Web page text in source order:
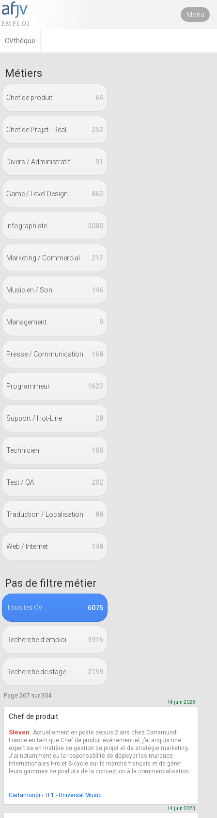
Menu
CVthèque
Métiers
64
Chef de produit
252
Chef de Projet - Réal.
91
Divers / Administratif
863
Game / Level Design
2080
Infographiste
213
Marketing / Commercial
146
Musicien / Son
9
Management
168
Presse / Communication
1623
Programmeur
28
Support / Hot-Line
100
Technicien
202
Test / QA
88
Traduction / Localisation
148
Web / Internet
Pas de filtre métier
6075
Tous les CV
3916
Recherche d'emploi
2159
Recherche de stage
Page 267 sur 304
Chef de produit
14 juin 2023
Steven Actuellement en poste depuis 2 ans chez Cartamundi
France en tant que Chef de produit événementiel, j’ai acquis une
expertise en matière de gestion de projet et de stratégie marketing.
J'ai notamment eu la responsabilité de déployer les marques
internationales Hro et Bicycle sur le marché français et de gérer
leurs gammes de produits de la conception à la commercialisation.
Cartamundi - TF1 - Universal Music
14 juin 2023